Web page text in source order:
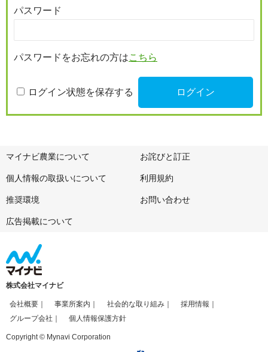
パスワード
パスワードをお忘れの方はこちら
ログイン状態を保存する
マイナビ農業について お詫びと訂正
個人情報の取扱いについて 利用規約
推奨環境 お問い合わせ
広告掲載について
株式会社マイナビ
会社概要 事業所案内 社会的な取り組み
採用情報
グループ会社
個人情報保護方針
Copyright © Mynavi Corporation